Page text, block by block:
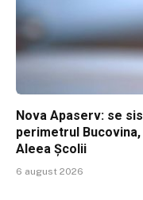
Nova Apaserv: se
perimetrul
Aleea Școlii
6 august 2026